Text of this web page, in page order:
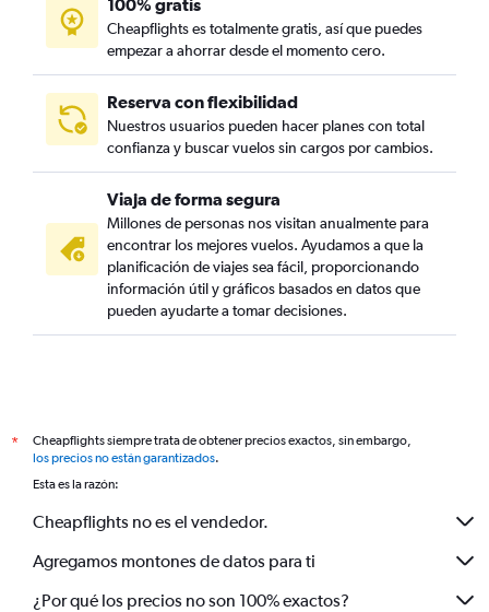
100% gratis
Cheapflights es totalmente gratis, así que puedes
empezar a ahorrar desde el momento cero.
Reserva con flexibilidad
Nuestros usuarios pueden hacer planes con total
confianza y buscar vuelos sin cargos por cambios.
Viaja de forma segura
Millones de personas nos visitan anualmente para
encontrar los mejores vuelos. Ayudamos a que la
planificación de viajes sea fácil, proporcionando
información útil y gráficos basados en datos que
pueden ayudarte a tomar decisiones.
*
Cheapflights siempre trata de obtener precios exactos, sin embargo,
los precios no están garantizados.
Esta es la razón:
Cheapflights no es el vendedor.
Agregamos montones de datos para ti
¿Por qué los precios no son 100% exactos?